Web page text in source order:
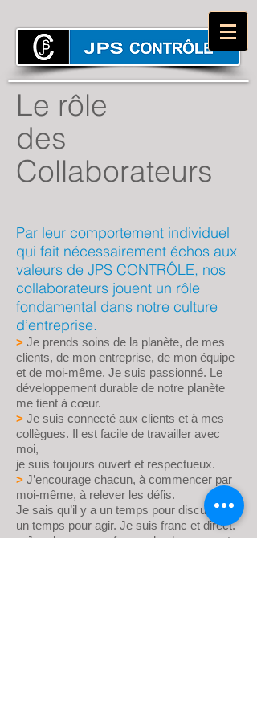
Le rôle
des
Collaborateurs
Par leur comportement individuel
qui fait nécessairement échos aux
valeurs de JPS CONTRÔLE, nos
collaborateurs jouent un rôle
fondamental dans notre culture
d’entreprise.
> Je prends soins de la planète, de mes
clients, de mon entreprise, de mon équipe
et de moi-même. Je suis passionné. Le
développement durable de notre planète
me tient à cœur.
> Je suis connecté aux clients et à mes
collègues. Il est facile de travailler avec
moi,
je suis toujours ouvert et respectueux.
> J’encourage chacun, à commencer par
moi-même, à relever les défis.
Je sais qu’il y a un temps pour discuter et
un temps pour agir. Je suis franc et direct.
>Je m’engage en faveur du changement